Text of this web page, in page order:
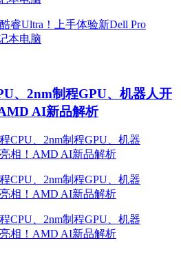
、2nm制程GPU、机器人开
AI新品解析